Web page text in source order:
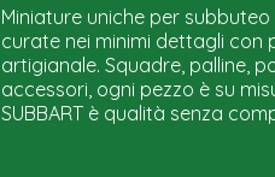
Miniature uniche per
curate nei minimi dettagli con
artigianale. Squadre, palline,
accessori, ogni pezzo è su
SUBBART è qualità senza